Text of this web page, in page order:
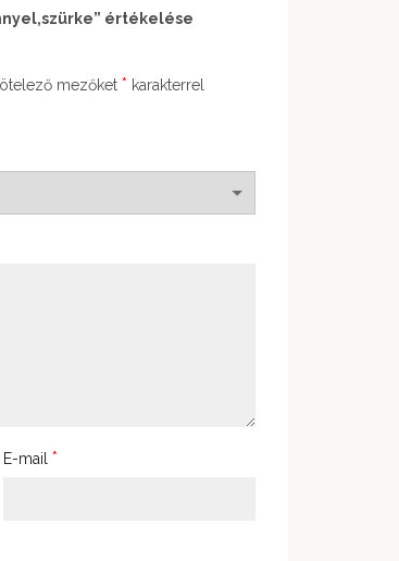
értékelése
mezőket * karakterrel
E-mail *